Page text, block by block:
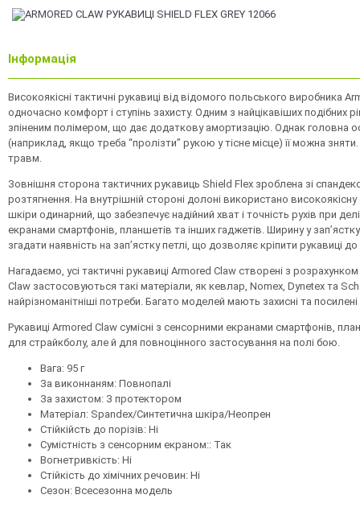
Інформація
Високоякісні тактичні рукавиці від відомого польського виробника
одночасно комфорт і ступінь захисту. Одним з найцікавіших
зпіненим полімером, що дає додаткову амортизацію. Однак головна
(наприклад, якщо треба “пролізти” рукою у тісне місце) її можна
травм.
Зовнішня сторона тактичних рукавиць Shield Flex зроблена зі
розтягнення. На внутрішній стороні долоні використано
шкіри одинарний, що забезпечує надійний хват і точність рухів при
екранами смартфонів, планшетів та інших гаджетів. Ширину у
згадати наявність на зап’ястку петлі, що дозволяє кріпити рукавиці
Нагадаємо, усі тактичні рукавиці Armored Claw створені з
Claw застосовуються такі матеріали, як кевлар, Nomex, Dynetex та
найрізноманітніші потреби. Багато моделей мають захисні та
Рукавиці Armored Claw сумісні з сенсорними екранами смартфонів,
для страйкболу, але й для повноцінного застосування на полі бою.
Вага: 95 г
За виконнаням: Повнопалі
За захистом: З протектором
Матеріал: Spandex/Синтетична шкіра/Неопрен
Стійкійсть до порізів: Ні
Сумістність з сенсорним екраном:: Так
Вогнетривкість: Ні
Стійкість до хімічних речовин: Ні
Сезон: Всесезонна модель